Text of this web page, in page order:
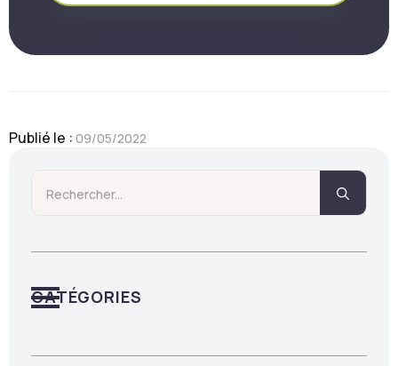
Publié le : 09/05/2022
CATÉGORIES